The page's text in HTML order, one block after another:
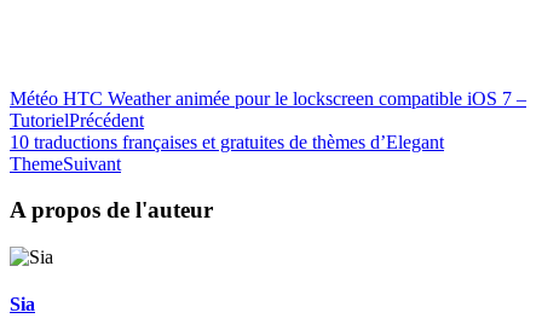
Météo HTC Weather animée pour le lockscreen compatible iOS 7 –
TutorielPrécédent
10 traductions françaises et gratuites de thèmes d’Elegant
ThemeSuivant
A propos de l'auteur
Sia